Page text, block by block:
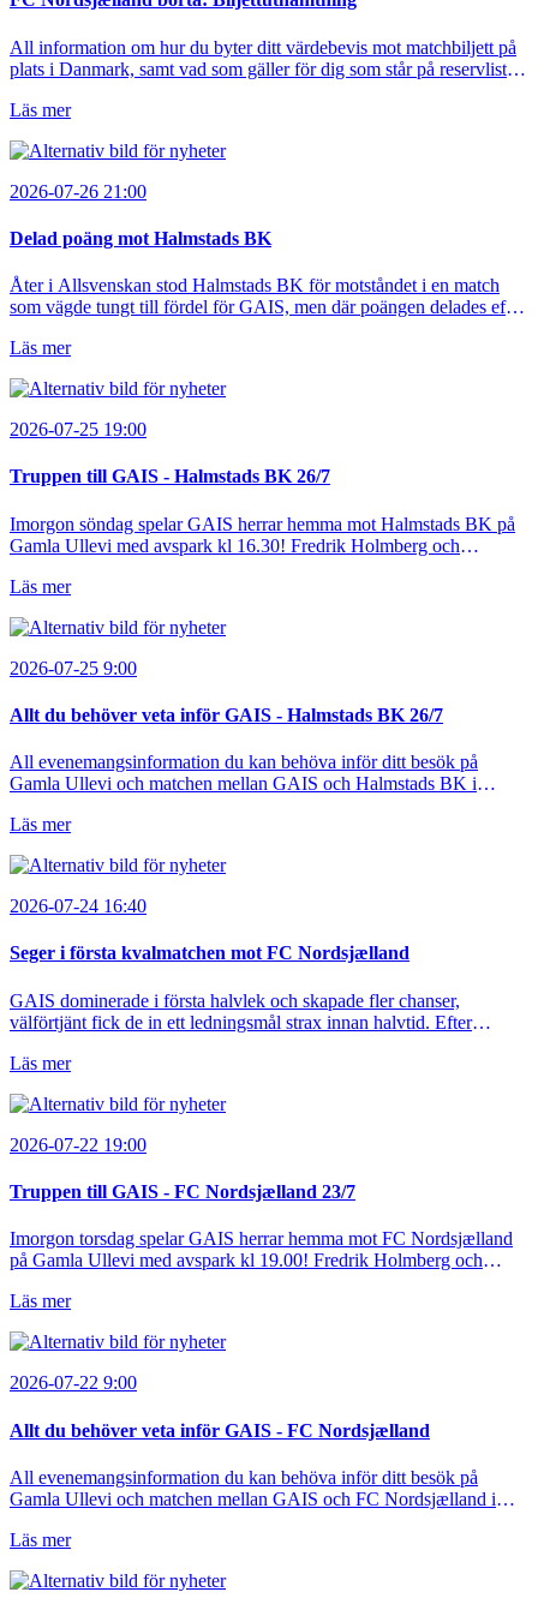
All information om hur du byter ditt värdebevis mot matchbiljett på
plats i Danmark, samt vad som gäller för dig som står på reservlista
Läs mer
2026-07-26 21:00
Delad poäng mot Halmstads BK
Åter i Allsvenskan stod Halmstads BK för motståndet i en match
som vägde tungt till fördel för GAIS, men där poängen delades efter
Läs mer
2026-07-25 19:00
Truppen till GAIS - Halmstads BK 26/7
Imorgon söndag spelar GAIS herrar hemma mot Halmstads BK på
Gamla Ullevi med avspark kl 16.30! Fredrik Holmberg och
Läs mer
2026-07-25 9:00
Allt du behöver veta inför GAIS - Halmstads BK 26/7
All evenemangsinformation du kan behöva inför ditt besök på
Gamla Ullevi och matchen mellan GAIS och Halmstads BK i
Läs mer
2026-07-24 16:40
Seger i första kvalmatchen mot FC Nordsjælland
GAIS dominerade i första halvlek och skapade fler chanser,
välförtjänt fick de in ett ledningsmål strax innan halvtid. Efter
men GAIS försvarade sig disciplinerat och säkrade en seger!
Läs mer
2026-07-22 19:00
Truppen till GAIS - FC Nordsjælland 23/7
Imorgon torsdag spelar GAIS herrar hemma mot FC Nordsjælland
på Gamla Ullevi med avspark kl 19.00! Fredrik Holmberg och
Läs mer
2026-07-22 9:00
Allt du behöver veta inför GAIS - FC Nordsjælland
All evenemangsinformation du kan behöva inför ditt besök på
Gamla Ullevi och matchen mellan GAIS och FC Nordsjælland i
Läs mer